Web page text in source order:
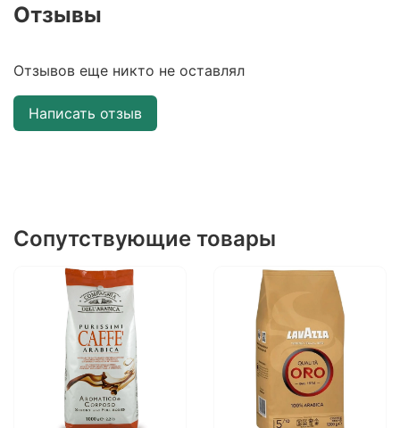
Отзывы
Отзывов еще никто не оставлял
Написать отзыв
Сопутствующие товары